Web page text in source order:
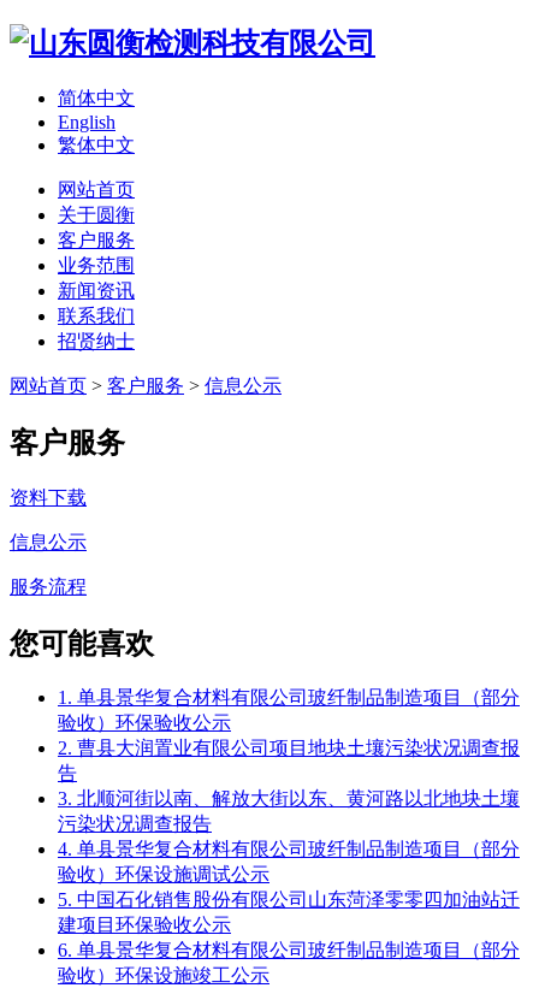
简体中文
English
繁体中文
网站首页
关于圆衡
客户服务
业务范围
新闻资讯
联系我们
招贤纳士
网站首页 > 客户服务 > 信息公示
客户服务
资料下载
信息公示
服务流程
您可能喜欢
1. 单县景华复合材料有限公司玻纤制品制造项目（部分
验收）环保验收公示
2. 曹县大润置业有限公司项目地块土壤污染状况调查报
告
3. 北顺河街以南、解放大街以东、黄河路以北地块土壤
污染状况调查报告
4. 单县景华复合材料有限公司玻纤制品制造项目（部分
验收）环保设施调试公示
5. 中国石化销售股份有限公司山东菏泽零零四加油站迁
建项目环保验收公示
6. 单县景华复合材料有限公司玻纤制品制造项目（部分
验收）环保设施竣工公示